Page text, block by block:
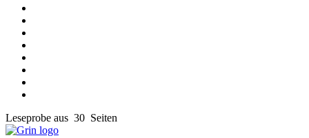
Leseprobe aus 30 Seiten